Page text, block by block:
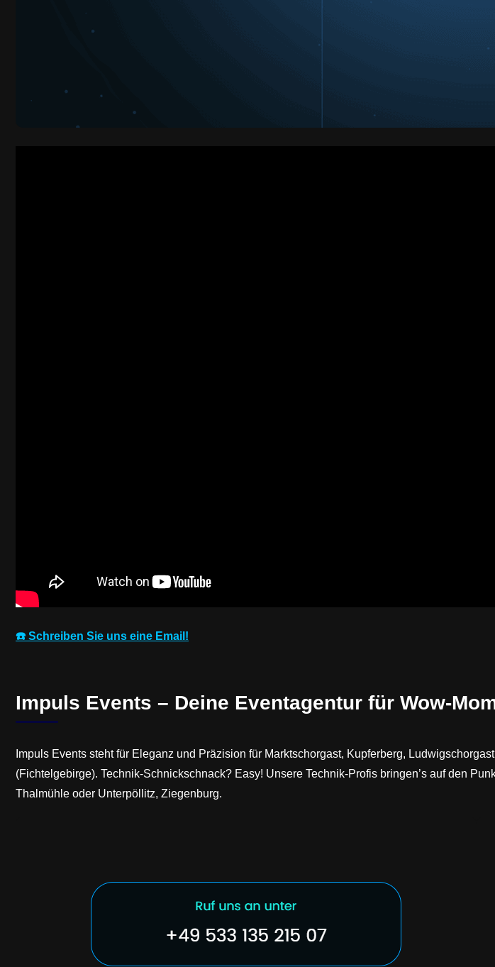
☎️ Schreiben Sie uns eine Email!
Impuls Events – Deine Eventagentur für Wow-
Impuls Events steht für Eleganz und Präzision für Marktschorgast, Kupferberg,
(Fichtelgebirge). Technik-Schnickschnack? Easy! Unsere Technik-Profis bringen’s auf den
Thalmühle oder Unterpöllitz, Ziegenburg.